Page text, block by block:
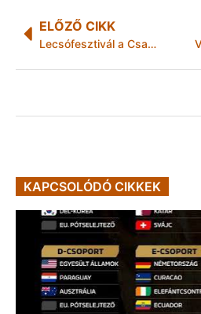
ELŐZŐ CIKK
Lecsófesztivál a Csanyikban
KAPCSOLÓDÓ CIKKEK